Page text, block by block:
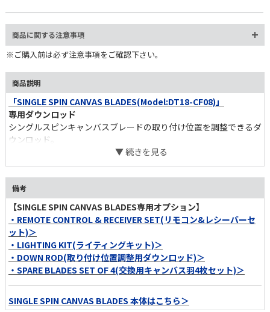
商品に関する注意事項
※ご購入前は必ず注意事項をご確認下さい。
商品説明
「SINGLE SPIN CANVAS BLADES(Model:DT18-CF08)」
専用ダウンロッド
シングルスピンキャンバスブレードの取り付け位置を調整できるダ
ウンロッド。
60cmと90cmの2タイプより。
備考
【SINGLE SPIN CANVAS BLADES専用オプション】
・REMOTE CONTROL & RECEIVER SET(リモコン&レシーバーセ
ット)＞
・LIGHTING KIT(ライティングキット)＞
・DOWN ROD(取り付け位置調整用ダウンロッド)＞
・SPARE BLADES SET OF 4(交換用キャンバス羽4枚セット)＞
SINGLE SPIN CANVAS BLADES 本体はこちら＞